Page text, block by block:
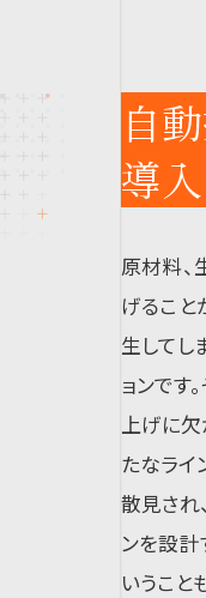
自
導
原材料
げるこ
生してし
ョンです
上げに欠
たなライ
散見され
ンを設
いうこと